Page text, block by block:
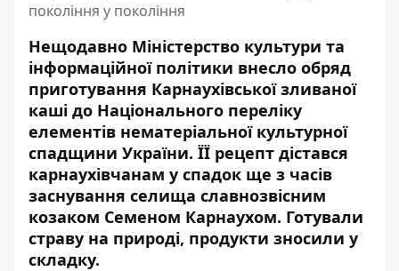
покоління у покоління
Нещодавно Міністерство культури та
інформаційної політики внесло обряд
приготування Карнаухівської зливаної
каші до Національного переліку
елементів нематеріальної культурної
спадщини України. ЇЇ рецепт дістався
карнаухівчанам у спадок ще з часів
заснування селища славнозвісним
козаком Семеном Карнаухом. Готували
страву на природі, продукти зносили у
складку.